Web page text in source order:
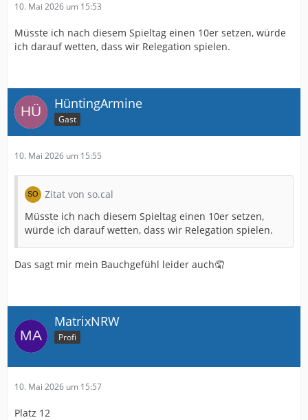
10. Mai 2026 um 15:53
Müsste ich nach diesem Spieltag einen 10er setzen, würde
ich darauf wetten, dass wir Relegation spielen.
HüntingArmine
Gast
10. Mai 2026 um 15:55
Zitat von so.cal
Müsste ich nach diesem Spieltag einen 10er setzen,
würde ich darauf wetten, dass wir Relegation spielen.
Das sagt mir mein Bauchgefühl leider auch🤦
MatrixNRW
Profi
10. Mai 2026 um 15:57
Platz 12